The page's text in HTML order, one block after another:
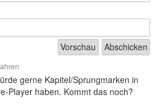
gerne Kapitel/Sprungmarken in
Player haben. Kommt das noch?